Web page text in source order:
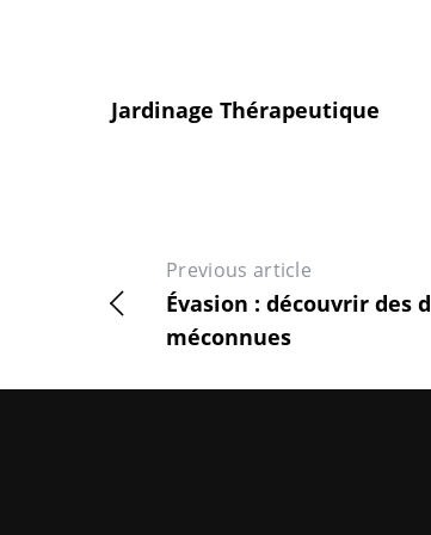
Jardinage Thérapeutique
Previous article
Évasion : découvrir des
méconnues